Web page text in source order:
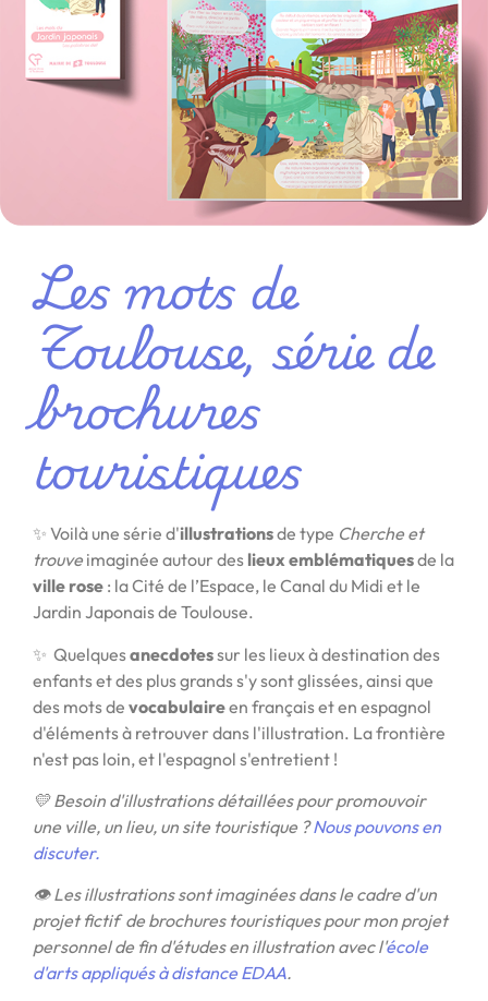
Les mots de
Toulouse, série de
brochures
touristiques
✨ Voilà une série d'illustrationsde type Cherche et
trouve imaginée autour des lieux emblématiquesde la
ville rose : la Cité de l’Espace, le Canal du Midi et le
Jardin Japonais de Toulouse.
✨ Quelquesanecdotessur les lieux à destination des
enfants et des plus grands s'y sont glissées, ainsi que
des mots de vocabulaireen français et en espagnol
d'éléments à retrouver dans l'illustration. La frontière
n'est pas loin, et l'espagnol s'entretient !
💛 Besoin d'illustrations détaillées pour promouvoir
une ville, un lieu, un site touristique ?Nous pouvons en
discuter.
👁️ Les illustrations sont imaginées dans le cadre d'un
projet fictif de brochures touristiques pour mon projet
personnel de fin d'études en illustration avec l'école
d'arts appliqués à distance EDAA.